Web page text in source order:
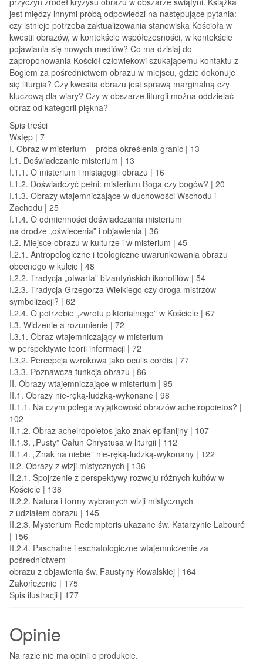
jest między innymi próbą odpowiedzi na następujące pytania:
czy istnieje potrzeba zaktualizowania stanowiska Kościoła w
kwestii obrazów, w kontekście współczesności, w kontekście
pojawiania się nowych mediów? Co ma dzisiaj do
zaproponowania Kościół człowiekowi szukającemu kontaktu z
Bogiem za pośrednictwem obrazu w miejscu, gdzie dokonuje
się liturgia? Czy kwestia obrazu jest sprawą marginalną czy
kluczową dla wiary? Czy w obszarze liturgii można oddzielać
obraz od kategorii piękna?
Spis treści
Wstęp | 7
I. Obraz w misterium – próba określenia granic | 13
I.1. Doświadczanie misterium | 13
I.1.1. O misterium i mistagogii obrazu | 16
I.1.2. Doświadczyć pełni: misterium Boga czy bogów? | 20
I.1.3. Obrazy wtajemniczające w duchowości Wschodu i
Zachodu | 25
I.1.4. O odmienności doświadczania misterium
na drodze „oświecenia” i objawienia | 36
I.2. Miejsce obrazu w kulturze i w misterium | 45
I.2.1. Antropologiczne i teologiczne uwarunkowania obrazu
obecnego w kulcie | 48
I.2.2. Tradycja „otwarta” bizantyńskich ikonofilów | 54
I.2.3. Tradycja Grzegorza Wielkiego czy droga mistrzów
symbolizacji? | 62
I.2.4. O potrzebie „zwrotu piktorialnego” w Kościele | 67
I.3. Widzenie a rozumienie | 72
I.3.1. Obraz wtajemniczający w misterium
w perspektywie teorii informacji | 72
I.3.2. Percepcja wzrokowa jako oculis cordis | 77
I.3.3. Poznawcza funkcja obrazu | 86
II. Obrazy wtajemniczające w misterium | 95
II.1. Obrazy nie-ręką-ludzką-wykonane | 98
II.1.1. Na czym polega wyjątkowość obrazów acheiropoietos? |
102
II.1.2. Obraz acheiropoietos jako znak epifanijny | 107
II.1.3. „Pusty” Całun Chrystusa w liturgii | 112
II.1.4. „Znak na niebie” nie-ręką-ludzką-wykonany | 122
II.2. Obrazy z wizji mistycznych | 136
II.2.1. Spojrzenie z perspektywy rozwoju różnych kultów w
Kościele | 138
II.2.2. Natura i formy wybranych wizji mistycznych
z udziałem obrazu | 145
II.2.3. Mysterium Redemptoris ukazane św. Katarzynie Labouré
| 156
II.2.4. Paschalne i eschatologiczne wtajemniczenie za
pośrednictwem
obrazu z objawienia św. Faustyny Kowalskiej | 164
Zakończenie | 175
Spis ilustracji | 177
Opinie
Na razie nie ma opinii o produkcie.